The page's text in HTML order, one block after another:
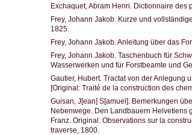
Exchaquet, Abram Henri. Dictionnaire des
Frey, Johann Jakob. Kurze und
1825.
Frey, Johann Jakob. Anleitung über das
Frey, Johann Jakob. Taschenbuch für
Wasserwerken und für Forstbeamte und
Gautier, Hubert. Tractat von der Anlegung
[Original: Traité de la construction des
Guisan, J[ean] S[amuel]. Bemerkungen
Nebenwege. Den Landbauern Helvetiens
Franz. Original: Observations sur la
traverse, 1800.